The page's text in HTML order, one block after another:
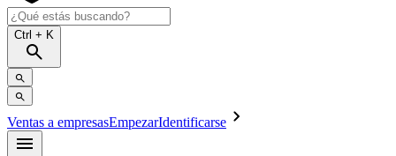
Ctrl + K
Ventas a empresasEmpezarIdentificarse